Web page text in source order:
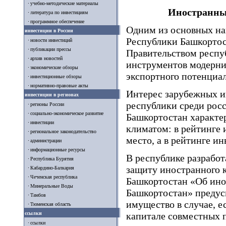
учебно-методические материалы
литература по инвестициям
программное обеспечение
инвестиции в России
новости инвестиций
публикации прессы
архив новостей
экономические обзоры
инвестиционные обзоры
нормативно-правовые акты
инвестиции в регионах
регионы России
социально-экономическое развитие
инвестиции
региональное законодательство
администрации
информационные ресурсы
Республика Бурятия
Кабардино-Балкария
Чеченская республика
Минеральные Воды
Тамбов
Тюменская область
ссылки
ссылки
Одним из основных
Республики
Правительством
инструментов
экспортного
Интерес зарубежных
республики среди
Башкортостан
климатом: в рейтинге
место, а в рейтинге
В республике
защиту иностранного
Башкортостан «Об
Башкортостан»
имущество в случае,
капитале совместных